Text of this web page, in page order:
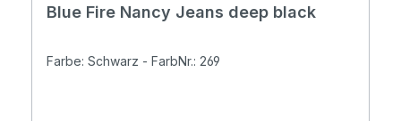
Blue Fire Nancy Jeans deep black
Farbe: Schwarz - FarbNr.: 269